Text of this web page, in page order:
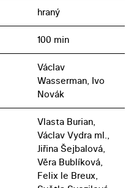
hraný
100 min
Václav
Wasserman, Ivo
Novák
Vlasta Burian,
Václav Vydra ml.,
Jiřina Šejbalová,
Věra Bublíková,
Felix le Breux,